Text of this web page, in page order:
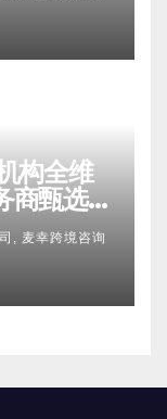
构全维
商甄选
南
, 麦幸跨境咨询